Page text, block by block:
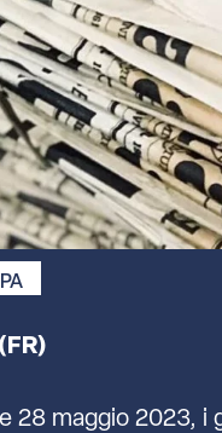
28 maggio 2023, i